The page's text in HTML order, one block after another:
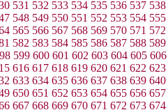
531 532 533 534 535 536 537 538
548 549 550 551 552 553 554 555
565 566 567 568 569 570 571 572
582 583 584 585 586 587 588 589
599 600 601 602 603 604 605 606
616 617 618 619 620 621 622 623
633 634 635 636 637 638 639 640
650 651 652 653 654 655 656 657
667 668 669 670 671 672 673 674